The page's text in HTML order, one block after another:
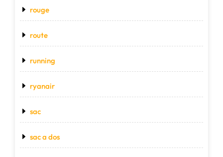
rouge
route
running
ryanair
sac
sac a dos